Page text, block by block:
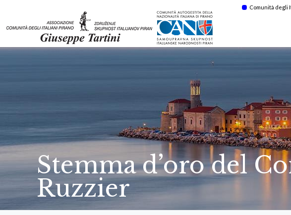
Comunità degli
Stemma d’oro del
Ruzzier